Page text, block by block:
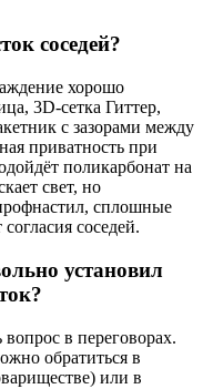
соседей?
хорошо
3D-сетка Гиттер,
с зазорами между
приватность при
поликарбонат на
свет, но
сплошные
соседей.
установил
в переговорах.
обратиться в
или в